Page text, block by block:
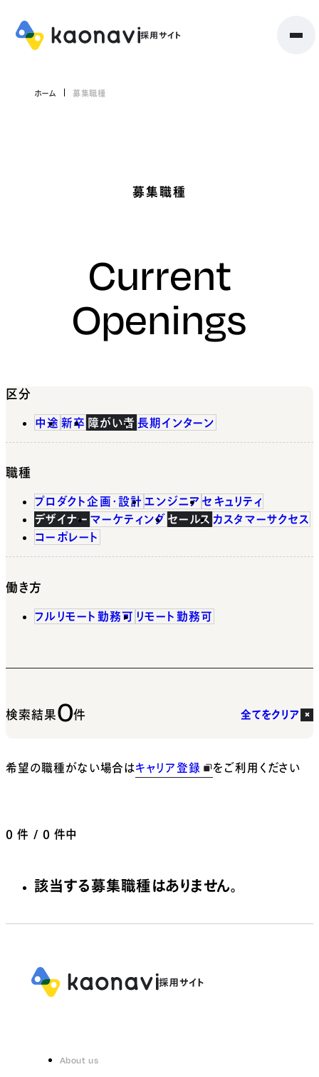
ホーム 募集職種
募集職種
Current
Openings
区分
中途 新卒 障がい者 長期インターン
職種
プロダクト企画・設計 エンジニア セキュリティ
デザイナー マーケティング セールス カスタマーサクセス
コーポレート
働き方
フルリモート勤務可 リモート勤務可
検索結果0件 全てをクリア
希望の職種がない場合はキャリア登録 をご利用ください
0 件 / 0 件中
該当する募集職種はありません。
About us